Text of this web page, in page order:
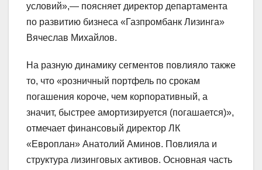
условий»,— поясняет директор департамента
по развитию бизнеса «Газпромбанк Лизинга»
Вячеслав Михайлов.
На разную динамику сегментов повлияло также
то, что «розничный портфель по срокам
погашения короче, чем корпоративный, а
значит, быстрее амортизируется (погашается)»,
отмечает финансовый директор ЛК
«Европлан» Анатолий Аминов. Повлияла и
структура лизинговых активов. Основная часть